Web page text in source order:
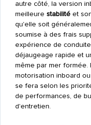
autre côté, la version
meilleure stabilitéet
qu'elle soit
soumise à des frais
expérience de
déjaugeage rapide et
même par mer formée.
motorisation inboard
se fera selon les
de performances, de
d'entretien.